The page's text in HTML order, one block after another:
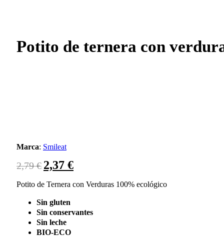
Potito de ternera con
Marca: Smileat
2,79€ El
precio
original
2,79 €.
2,37 €El
precio
actual
Potito de Ternera con Verduras 100% ecológico
Sin gluten
Sin conservantes
Sin leche
BIO-ECO